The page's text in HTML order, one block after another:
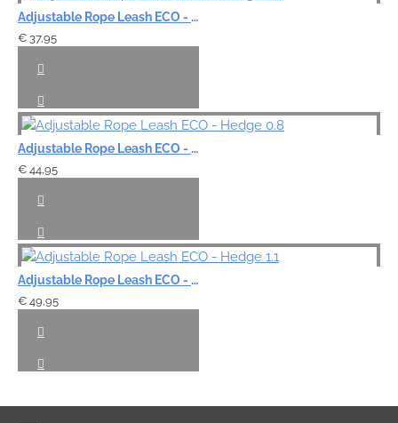
Adjustable Rope Leash ECO - Hedge 0.6
€ 37,95
Adjustable Rope Leash ECO - Hedge 0.8
€ 44,95
Adjustable Rope Leash ECO - Hedge 1.1
€ 49,95